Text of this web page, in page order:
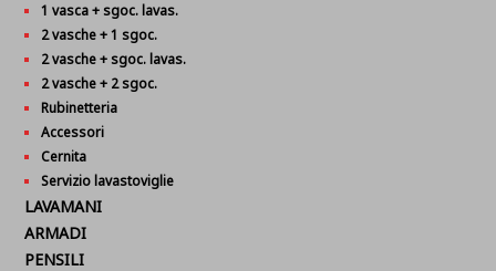
1 vasca + sgoc. lavas.
2 vasche + 1 sgoc.
2 vasche + sgoc. lavas.
2 vasche + 2 sgoc.
Rubinetteria
Accessori
Cernita
Servizio lavastoviglie
LAVAMANI
ARMADI
PENSILI